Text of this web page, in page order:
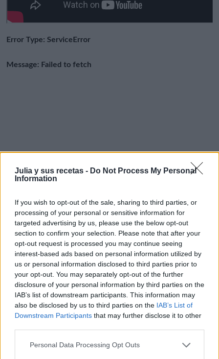
Julia y sus recetas - Do Not Process My Personal
Information
If you wish to opt-out of the sale, sharing to third parties, or
processing of your personal or sensitive information for
targeted advertising by us, please use the below opt-out
section to confirm your selection. Please note that after your
opt-out request is processed you may continue seeing
interest-based ads based on personal information utilized by
us or personal information disclosed to third parties prior to
your opt-out. You may separately opt-out of the further
disclosure of your personal information by third parties on the
IAB’s list of downstream participants. This information may
also be disclosed by us to third parties on the IAB’s List of
Downstream Participants that may further disclose it to other
Personal Data Processing Opt Outs
Facebook
Pinea esta receta
Imprime esta receta
Receta guardada en : Bocadillos y sándwich y
entrantes ,Tapas y pinchos
Entrada más reciente Entrada antigua